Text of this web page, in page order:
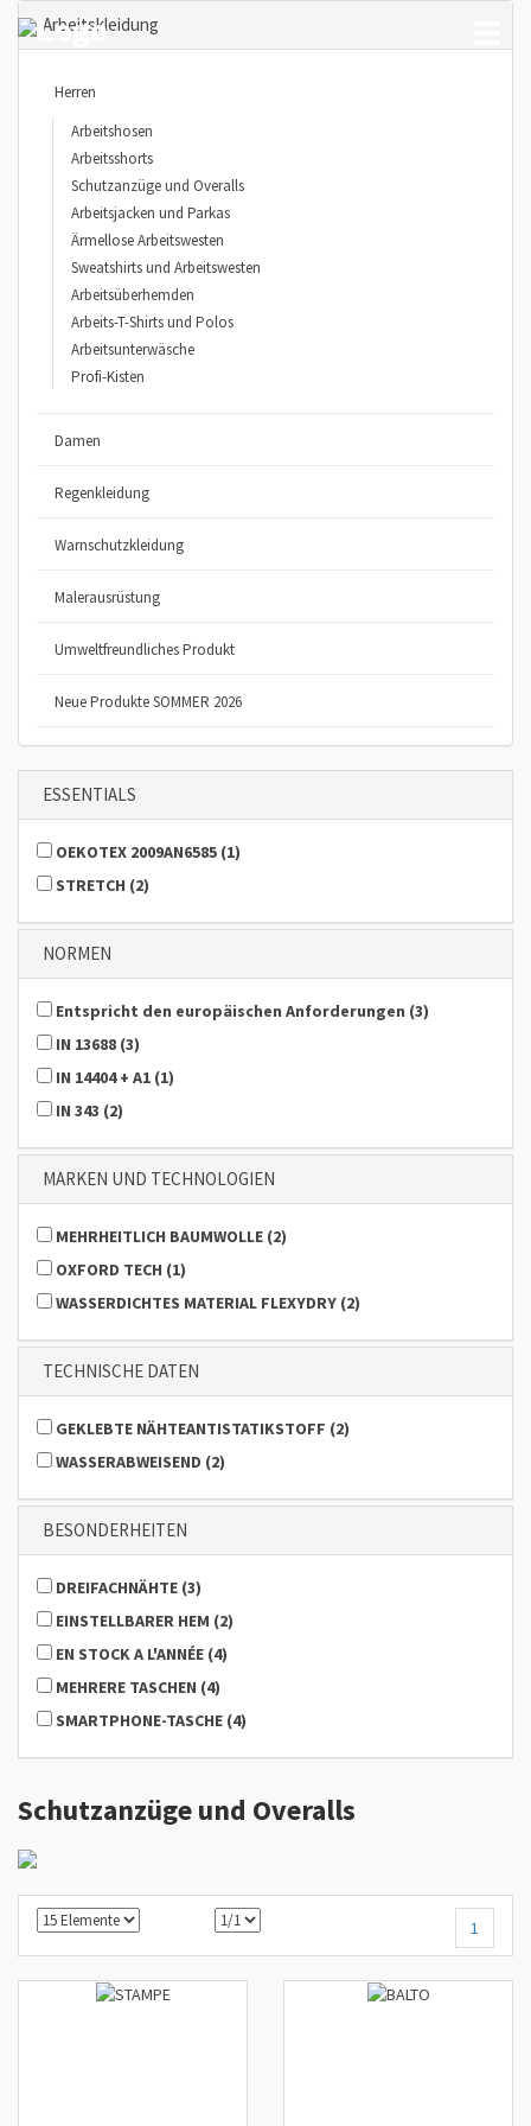
Arbeitskleidung
Herren
Arbeitshosen
Arbeitsshorts
Schutzanzüge und Overalls
Arbeitsjacken und Parkas
Ärmellose Arbeitswesten
Sweatshirts und Arbeitswesten
Arbeitsüberhemden
Arbeits-T-Shirts und Polos
Arbeitsunterwäsche
Profi-Kisten
Damen
Regenkleidung
Warnschutzkleidung
Malerausrüstung
Umweltfreundliches Produkt
Neue Produkte SOMMER 2026
ESSENTIALS
OEKOTEX 2009AN6585 (1)
STRETCH (2)
NORMEN
Entspricht den europäischen Anforderungen (3)
IN 13688 (3)
IN 14404 + A1 (1)
IN 343 (2)
MARKEN UND TECHNOLOGIEN
MEHRHEITLICH BAUMWOLLE (2)
OXFORD TECH (1)
WASSERDICHTES MATERIAL FLEXYDRY (2)
TECHNISCHE DATEN
GEKLEBTE NÄHTEANTISTATIKSTOFF (2)
WASSERABWEISEND (2)
BESONDERHEITEN
DREIFACHNÄHTE (3)
EINSTELLBARER HEM (2)
EN STOCK A L'ANNÉE (4)
MEHRERE TASCHEN (4)
SMARTPHONE-TASCHE (4)
Schutzanzüge und Overalls
1